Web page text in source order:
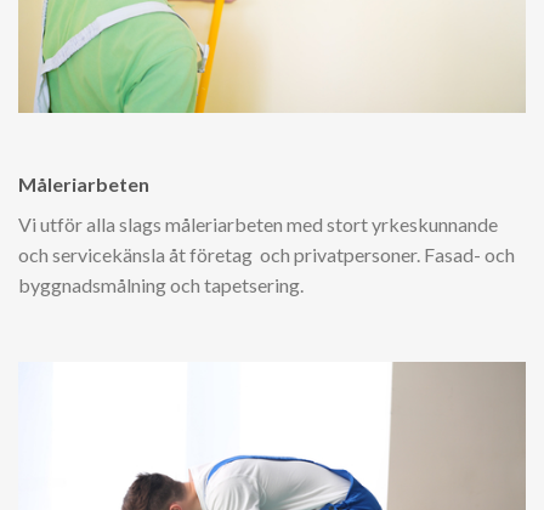
Måleriarbeten
Vi utför alla slags måleriarbeten med stort yrkeskunnande
och servicekänsla åt företag och privatpersoner. Fasad- och
byggnadsmålning och tapetsering.